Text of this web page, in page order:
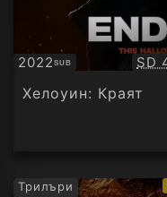
2022SUB
Субтитри SD
Хелоуин: Краят
Трилъри